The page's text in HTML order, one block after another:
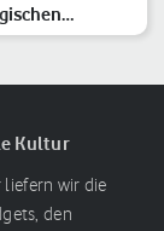
Kultur
liefern wir die
den